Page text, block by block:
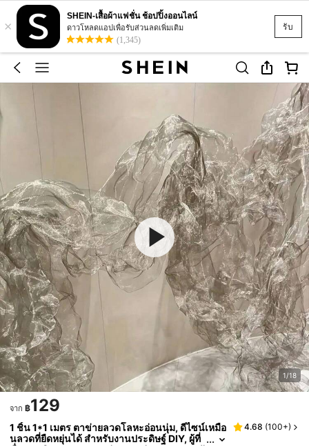
รับ
×
SHEIN-เสื้อผ้าแฟชั่น ช้อปปิ้งออนไลน์
ดาวโหลดแอปเพื่อรับส่วนลดเพิ่มเติม
(1,345)
1/18
จาก ฿129
1 ชิ้น 1*1 เมตร ตาข่ายลวดโลหะอ่อนนุ่ม, ดีไซน์เหมือ
นลวดที่ยืดหยุ่นได้ สำหรับงานประดิษฐ์ DIY, ผู้ที่
4.68 (100+)